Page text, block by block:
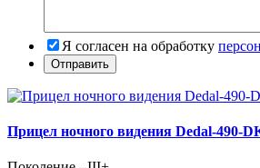
Я согласен на обработку
Прицел ночного видения Dedal-490-